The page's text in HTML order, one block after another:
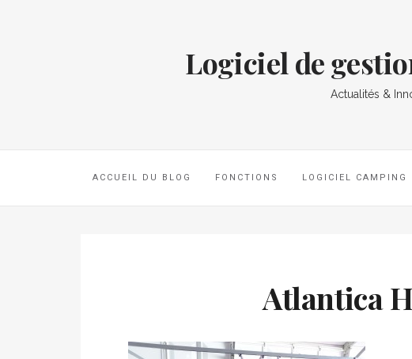
Logiciel de
Actualités &
ACCUEIL DU BLOG FONCTIONS LOGICIEL CAMPING
Atlantica